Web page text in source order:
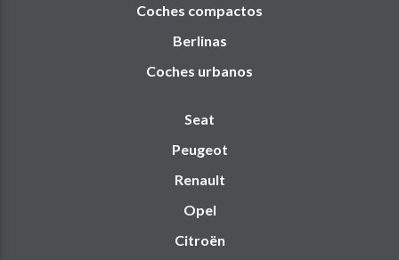
Coches compactos
Berlinas
Coches urbanos
Seat
Peugeot
Renault
Opel
Citroën